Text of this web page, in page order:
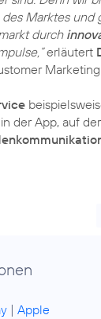
Marktes und
durch
erläutert
der App, auf
| Apple